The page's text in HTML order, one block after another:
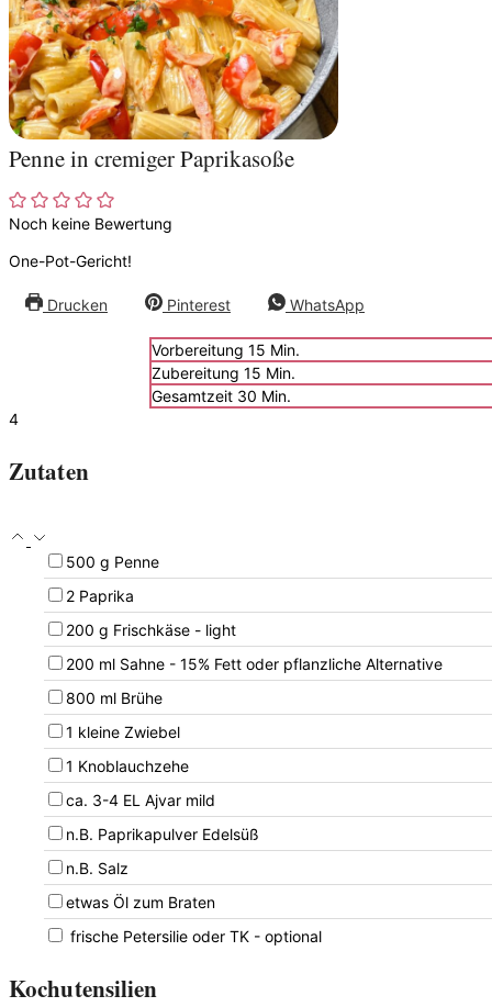
Penne in cremiger Paprikasoße
Noch keine Bewertung
One-Pot-Gericht!
Drucken Pinterest WhatsApp
Vorbereitung 15 Minuten
Min.
Zubereitung 15 Minuten
Min.
Gesamtzeit 30 Minuten
Min.
4
Zutaten
▢
500 g Penne
▢
2 Paprika
▢
200 g Frischkäse - light
▢
200 ml Sahne - 15% Fett oder pflanzliche Alternative
▢
800 ml Brühe
▢
1 kleine Zwiebel
▢
1 Knoblauchzehe
▢
ca. 3-4 EL Ajvar mild
▢
n.B. Paprikapulver Edelsüß
▢
n.B. Salz
▢
etwas Öl zum Braten
▢
frische Petersilie oder TK - optional
Kochutensilien